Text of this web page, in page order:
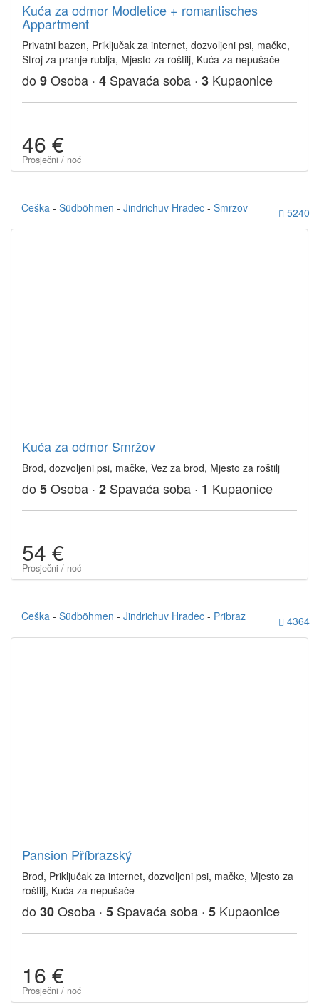
Kuća za odmor Modletice + romantisches
Appartment
Privatni bazen, Priključak za internet, dozvoljeni psi, mačke,
Stroj za pranje rublja, Mjesto za roštilj, Kuća za nepušače
do 9Osoba · 4 Spavaća soba · 3 Kupaonice
46 €
Prosječni / noć
Ceška - Südböhmen - Jindrichuv Hradec - Smrzov 5240
Kuća za odmor Smržov
Brod, dozvoljeni psi, mačke, Vez za brod, Mjesto za roštilj
do 5Osoba · 2 Spavaća soba · 1 Kupaonice
54 €
Prosječni / noć
Ceška - Südböhmen - Jindrichuv Hradec - Pribraz 4364
Pansion Příbrazský
Brod, Priključak za internet, dozvoljeni psi, mačke, Mjesto za
roštilj, Kuća za nepušače
do 30Osoba · 5 Spavaća soba · 5 Kupaonice
16 €
Prosječni / noć